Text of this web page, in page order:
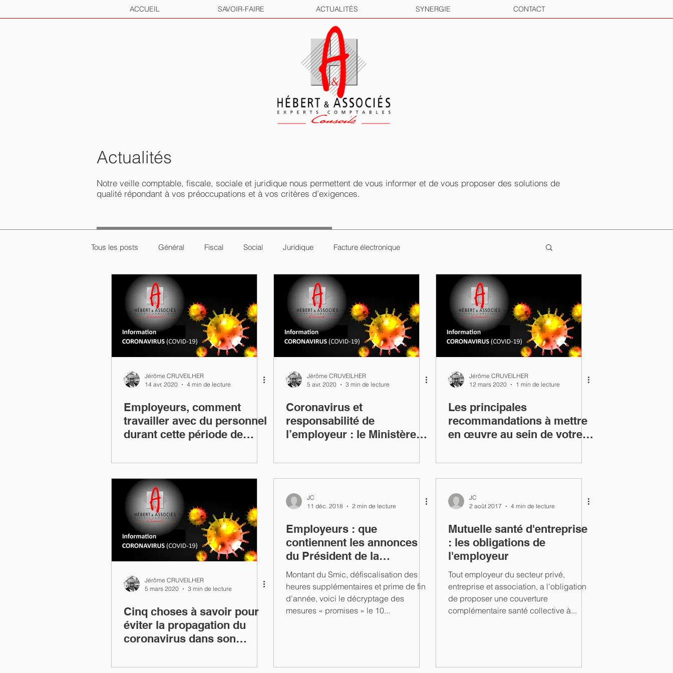
ACCUEIL SAVOIR-FAIRE ACTUALITÉS SYNERGIE CONTACT
Actualités
Notre veille comptable, fiscale, sociale et juridique nous permettent de vous informer et de vous proposer des solutions de
qualité répondant à vos préoccupations et à vos critères d’exigences.
Tous les posts Général Fiscal Social Juridique Facture électronique
Jérôme CRUVEILHER
14 avr. 2020
4 min de lecture
Employeurs, comment
travailler avec du personnel
durant cette période de
Jérôme CRUVEILHER
5 avr. 2020
3 min de lecture
Coronavirus et
responsabilité de
l’employeur : le Ministère
réponses
Jérôme CRUVEILHER
12 mars 2020
1 min de lecture
Les principales
recommandations à mettre
en œuvre au sein de votre
Jérôme CRUVEILHER
5 mars 2020
3 min de lecture
Cinq choses à savoir pour
éviter la propagation du
coronavirus dans son
JC
11 déc. 2018
2 min de lecture
Employeurs : que
contiennent les annonces
du Président de la
République ?
Montant du Smic, défiscalisation des
heures supplémentaires et prime de fin
d’année, voici le décryptage des
mesures « promises » le 10...
JC
2 août 2017
4 min de lecture
Mutuelle santé d'entreprise
: les obligations de
l'employeur
Tout employeur du secteur privé,
entreprise et association, a l'obligation
de proposer une couverture
complémentaire santé collective à...